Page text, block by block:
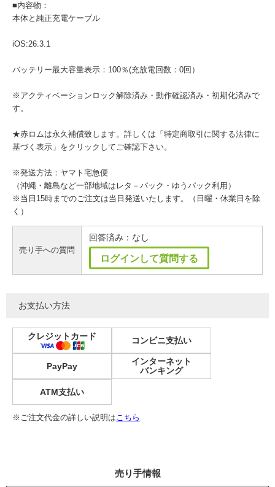
■内容物：
本体と純正充電ケーブル
iOS:26.3.1
バッテリー最大容量表示：100％(充放電回数：0回）
※アクティベーションロック解除済み・動作確認済み・初期化済みで
す。
★赤ロムは永久補償致します。詳しくは「特定商取引に関する法律に
基づく表示」をクリックしてご確認下さい。
※発送方法：ヤマト宅急便
（沖縄・離島など一部地域はレタ－パック・ゆうパック利用）
※当日15時までのご注文は当日発送いたします。（日曜・休業日を除
く）
売り手への質問
回答済み：なし
ログインして質問する
お支払い方法
クレジットカード コンビニ支払い
PayPay
インターネット
バンキング
ATM支払い
※ご注文代金の詳しい説明はこちら
売り手情報